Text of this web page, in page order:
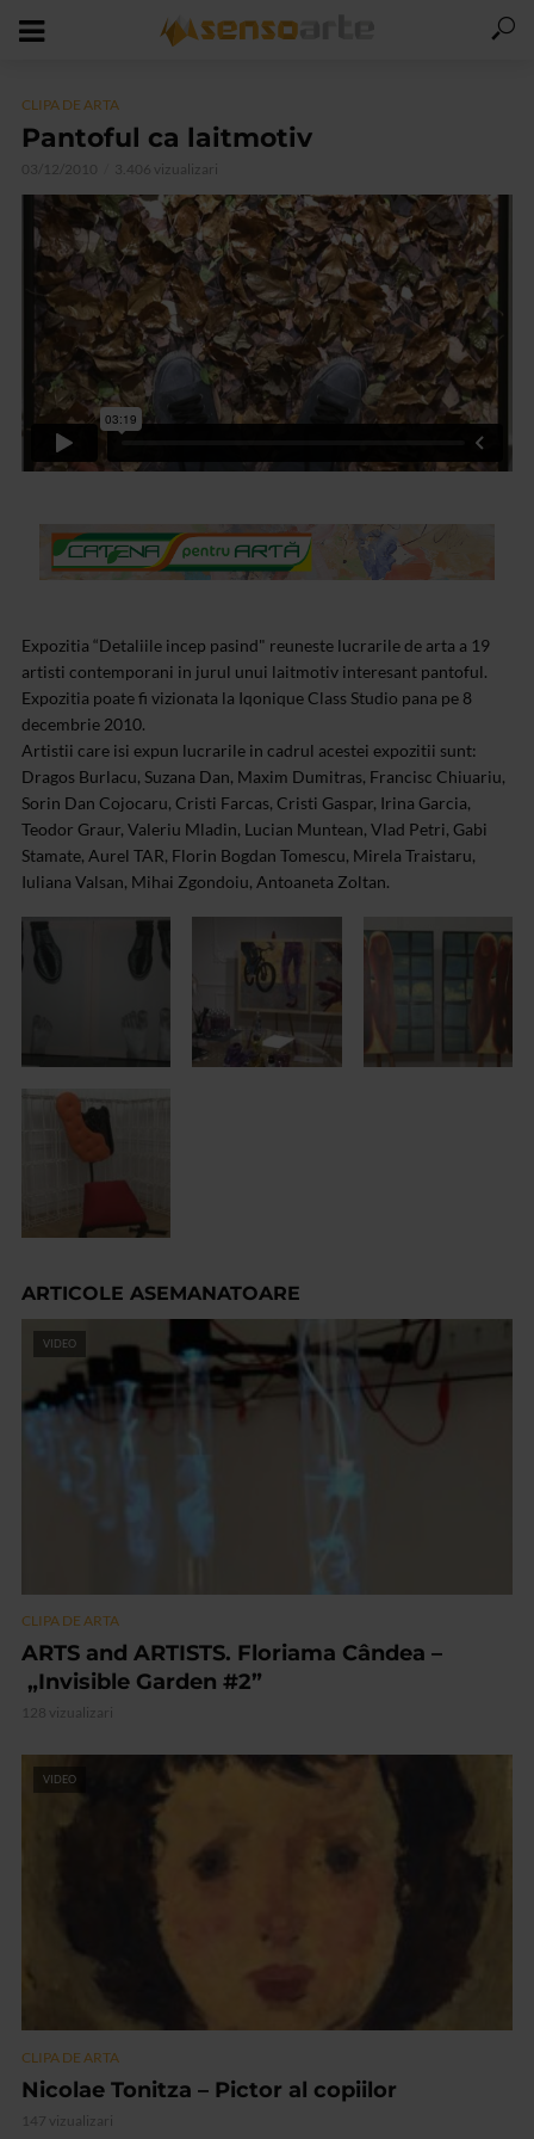
CLIPA DE ARTA
Pantoful ca laitmotiv
03/12/2010 3.406 vizualizari
Expozitia “Detaliile incep pasind" reuneste lucrarile de arta a 19
artisti contemporani in jurul unui laitmotiv interesant pantoful.
Expozitia poate fi vizionata la Iqonique Class Studio pana pe 8
decembrie 2010.
Artistii care isi expun lucrarile in cadrul acestei expozitii sunt:
Dragos Burlacu, Suzana Dan, Maxim Dumitras, Francisc Chiuariu,
Sorin Dan Cojocaru, Cristi Farcas, Cristi Gaspar, Irina Garcia,
Teodor Graur, Valeriu Mladin, Lucian Muntean, Vlad Petri, Gabi
Stamate, Aurel TAR, Florin Bogdan Tomescu, Mirela Traistaru,
Iuliana Valsan, Mihai Zgondoiu, Antoaneta Zoltan.
ARTICOLE ASEMANATOARE
VIDEO
CLIPA DE ARTA
ARTS and ARTISTS. Floriama Cândea –
„Invisible Garden #2”
128 vizualizari
VIDEO
CLIPA DE ARTA
Nicolae Tonitza – Pictor al copiilor
147 vizualizari